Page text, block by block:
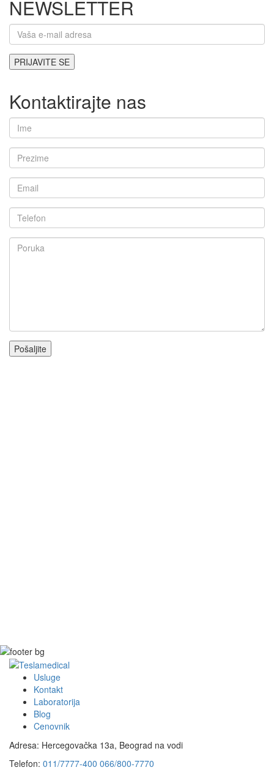
NEWSLETTER
Kontaktirajte nas
Usluge
Kontakt
Laboratorija
Blog
Cenovnik
Adresa: Hercegovačka 13a, Beograd na vodi
Telefon: 011/7777-400 066/800-7770